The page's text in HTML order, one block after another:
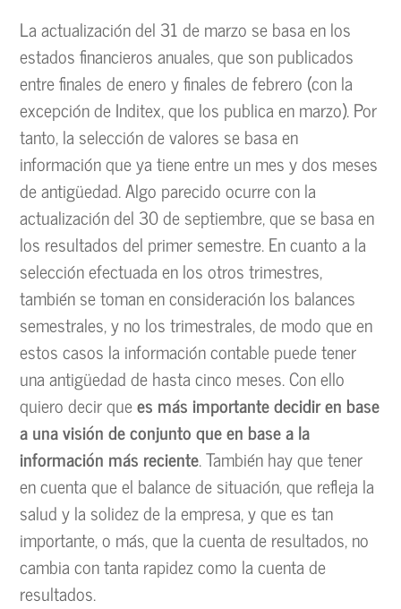
La actualización del 31 de marzo se basa en los
estados financieros anuales, que son publicados
entre finales de enero y finales de febrero (con la
excepción de Inditex, que los publica en marzo). Por
tanto, la selección de valores se basa en
información que ya tiene entre un mes y dos meses
de antigüedad. Algo parecido ocurre con la
actualización del 30 de septiembre, que se basa en
los resultados del primer semestre. En cuanto a la
selección efectuada en los otros trimestres,
también se toman en consideración los balances
semestrales, y no los trimestrales, de modo que en
estos casos la información contable puede tener
una antigüedad de hasta cinco meses. Con ello
quiero decir quees más importante decidir en base
a una visión de conjunto que en base a la
información más reciente. También hay que tener
en cuenta que el balance de situación, que refleja la
salud y la solidez de la empresa, y que es tan
importante, o más, que la cuenta de resultados, no
cambia con tanta rapidez como la cuenta de
resultados.